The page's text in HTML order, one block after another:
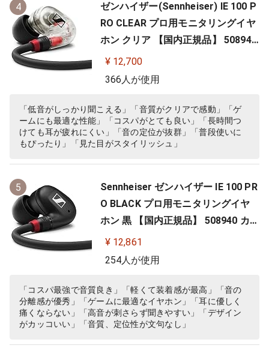
4
ゼンハイザー(Sennheiser) IE 100 P
RO CLEAR プロ用モニタリングイヤ
ホン クリア 【国内正規品】 508941
カナル型 有線イヤホン
¥ 12,700
366人が使用
「低音がしっかり聞こえる」「音質がクリアで感動」「ゲ
ームにも最適な性能」「コスパがとても良い」「長時間つ
けても耳が疲れにくい」「音の定位が抜群」「普段使いに
もぴったり」「見た目がスタイリッシュ」
5
Sennheiser ゼンハイザー IE 100 PR
O BLACK プロ用モニタリングイヤ
ホン 黒 【国内正規品】 508940 カナ
ル型 有線イヤホン
¥ 12,861
254人が使用
「コスパ最強で音質良き」「軽くて装着感が最高」「音の
分離感が優秀」「ゲームに最適なイヤホン」「耳に優しく
痛くならない」「高音が刺さらず聞きやすい」「デザイン
がカッコいい」「音質、定位性が文句なし」